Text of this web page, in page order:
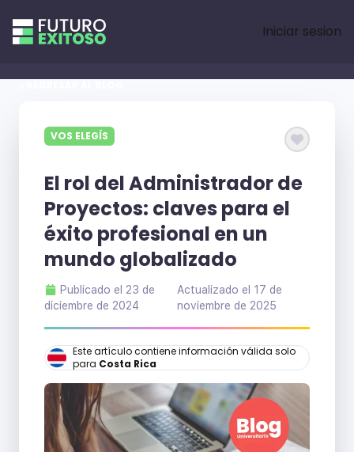
Iniciar sesion
VOS ELEGÍS
El rol del Administrador de
Proyectos: claves para el
éxito profesional en un
mundo globalizado
Publicado el 23 de
diciembre de 2024
Actualizado el 17 de
noviembre de 2025
Este artículo contiene información válida solo
para Costa Rica